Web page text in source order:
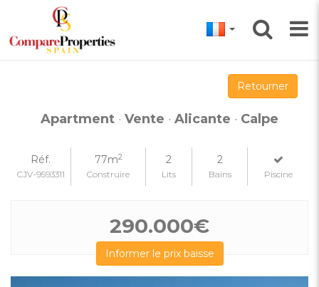
Retourner
Apartment · Vente · Alicante · Calpe
Réf.
CJV-9593311
77m2
Construire
2
Lits
2
Bains Piscine
290.000€
Informer le prix baisse